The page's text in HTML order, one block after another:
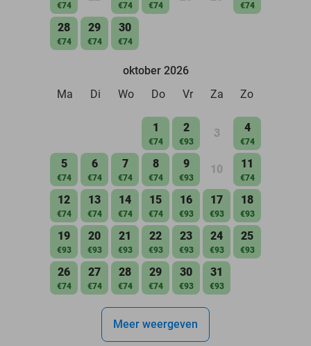
€74 €74 €74 €74
28
€74
29
€74
30
€74
oktober 2026
Ma
Di Wo Do Vr Za Zo
1
€74
2
€93
3 4
€74
5
€74
6
€74
7
€74
8
€74
9
€93
10 11
€74
12
€74
13
€74
14
€74
15
€74
16
€93
17
€93
18
€93
19
€93
20
€93
21
€93
22
€93
23
€93
24
€93
25
€93
26
€74
27
€74
28
€74
29
€74
30
€93
31
€93
Meer weergeven